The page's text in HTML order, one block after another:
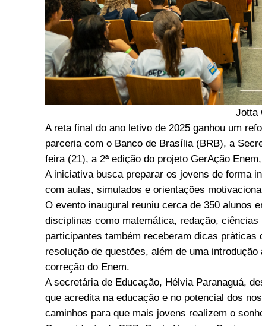
Jotta
A reta final do ano letivo de 2025 ganhou um
parceria com o Banco de Brasília (BRB), a
feira (21), a 2ª edição do projeto GerAção
A iniciativa busca preparar os jovens de forma
com aulas, simulados e orientações
O evento inaugural reuniu cerca de 350 alunos
disciplinas como matemática, redação,
participantes também receberam dicas
resolução de questões, além de uma
correção do Enem.
A secretária de Educação, Hélvia Paranaguá,
que acredita na educação e no potencial dos
caminhos para que mais jovens realizem o